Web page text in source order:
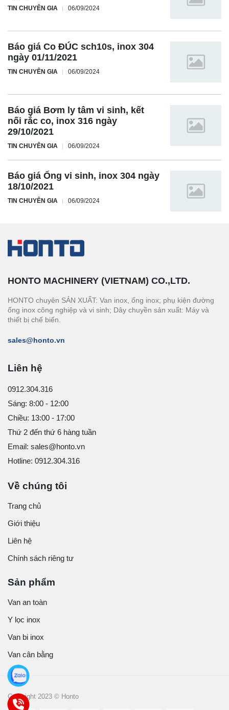
TIN CHUYÊN GIA 06/09/2024
Báo giá Co ĐÚC sch10s, inox 304
ngày 01/11/2021
TIN CHUYÊN GIA 06/09/2024
Báo giá Bơm ly tâm vi sinh, kết
nối rắc co, inox 316 ngày
29/10/2021
TIN CHUYÊN GIA 06/09/2024
Báo giá Ống vi sinh, inox 304 ngày
18/10/2021
TIN CHUYÊN GIA 06/09/2024
HONTO MACHINERY (VIETNAM) CO.,LTD.
HONTO chuyên SẢN XUẤT: Van inox, ống inox; phụ kiện đường
ống inox công nghiệp và vi sinh; Dây chuyền sản xuất: Máy và
thiết bị chế biến.
sales@honto.vn
Liên hệ
0912.304.316
Sáng: 8:00 - 12:00
Chiều: 13:00 - 17:00
Thứ 2 đến thứ 6 hàng tuần
Email: sales@honto.vn
Hotline: 0912.304.316
Về chúng tôi
Trang chủ
Giới thiệu
Liên hệ
Chính sách riêng tư
Sản phẩm
Van an toàn
Y lọc inox
Van bi inox
Van cân bằng
Copyright 2023 © Honto